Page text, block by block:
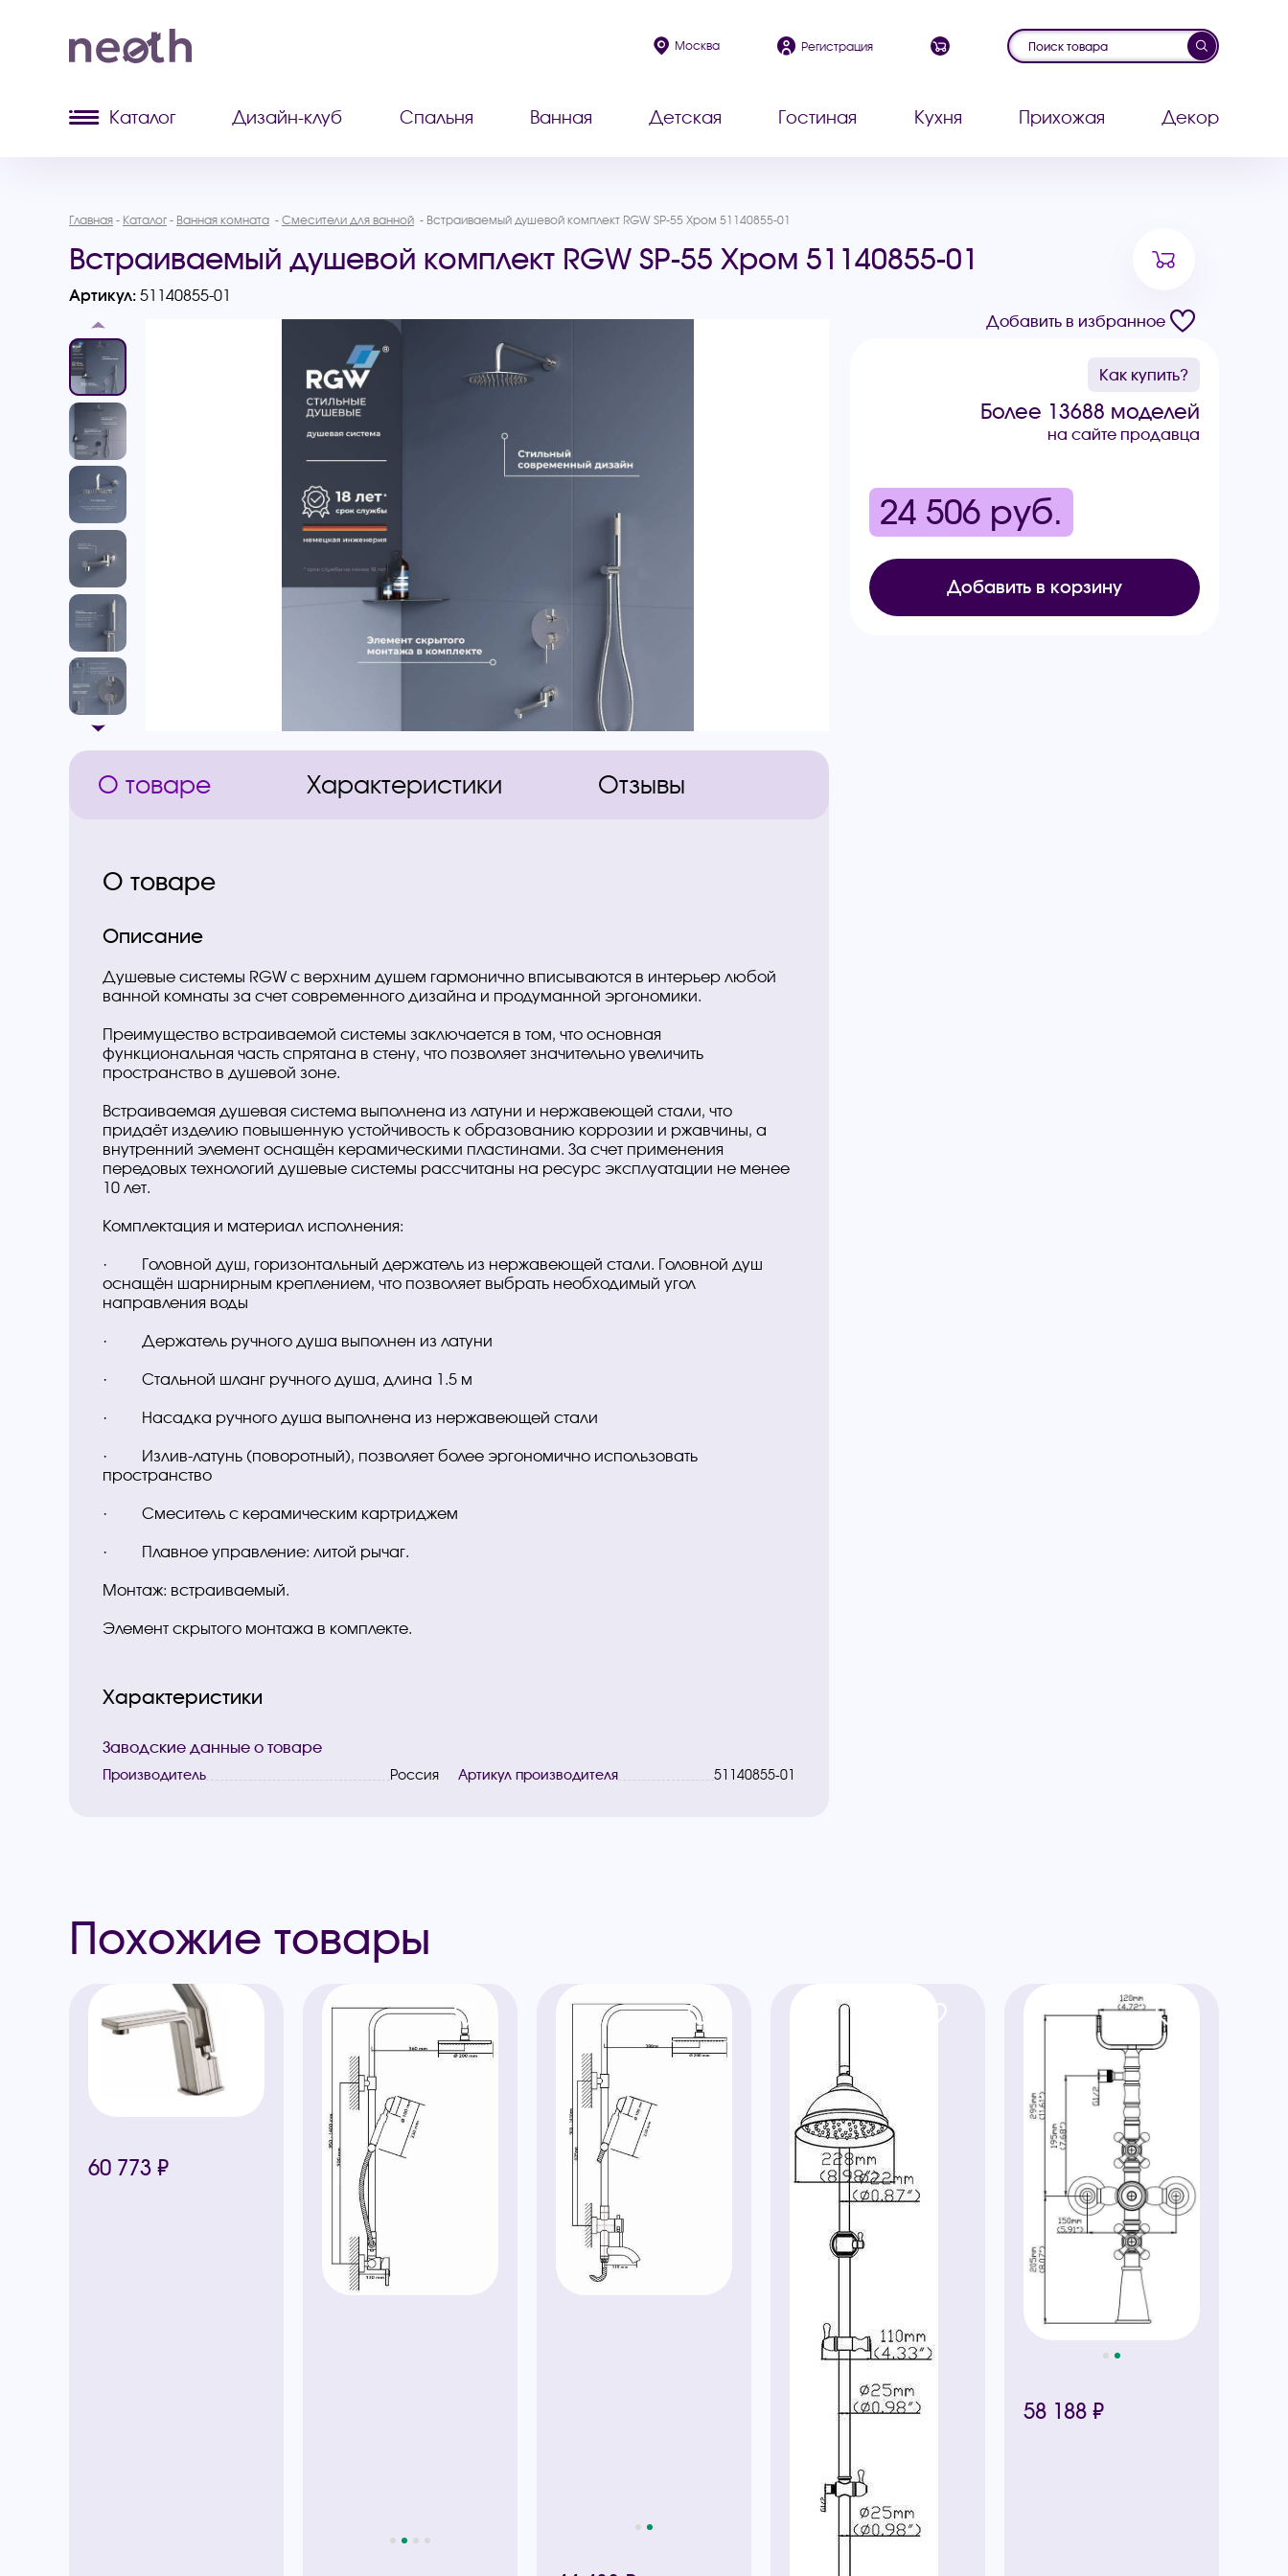
Москва Регистрация
Каталог Дизайн-клуб Спальня Ванная Детская Гостиная Кухня Прихожая Декор
Главная Каталог Ванная комната Смесители для ванной Встраиваемый душевой комплект RGW SP-55 Хром 51140855-01
Встраиваемый душевой комплект RGW SP-55 Хром 51140855-01
Артикул: 51140855-01
Добавить в избранное
Как купить?
Более 13688 моделей
на сайте продавца
24 506 руб.
Добавить в корзину
О товаре Характеристики Отзывы
О товаре
Описание
Душевые системы RGW с верхним душем гармонично вписываются в интерьер любой
ванной комнаты за счет современного дизайна и продуманной эргономики.
Преимущество встраиваемой системы заключается в том, что основная
функциональная часть спрятана в стену, что позволяет значительно увеличить
пространство в душевой зоне.
Встраиваемая душевая система выполнена из латуни и нержавеющей стали, что
придаёт изделию повышенную устойчивость к образованию коррозии и ржавчины, а
внутренний элемент оснащён керамическими пластинами. За счет применения
передовых технологий душевые системы рассчитаны на ресурс эксплуатации не менее
10 лет.
Комплектация и материал исполнения:
· Головной душ, горизонтальный держатель из нержавеющей стали. Головной душ
оснащён шарнирным креплением, что позволяет выбрать необходимый угол
направления воды
· Держатель ручного душа выполнен из латуни
· Стальной шланг ручного душа, длина 1.5 м
· Насадка ручного душа выполнена из нержавеющей стали
· Излив-латунь (поворотный), позволяет более эргономично использовать
пространство
· Смеситель с керамическим картриджем
· Плавное управление: литой рычаг.
Монтаж: встраиваемый.
Элемент скрытого монтажа в комплекте.
Характеристики
Заводские данные о товаре
Производитель Россия Артикул производителя 51140855-01
Похожие товары
60 773 ₽
58 188 ₽